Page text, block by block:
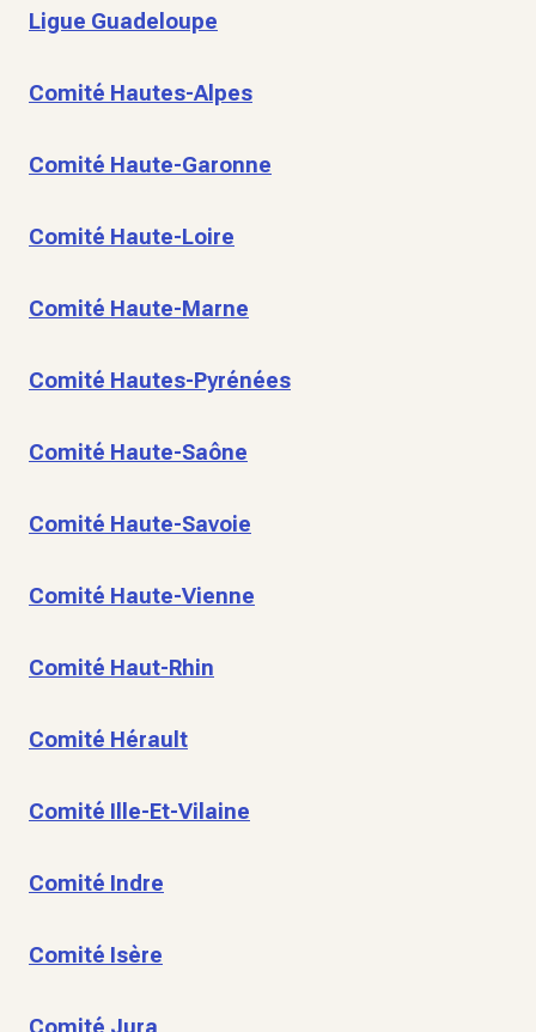
Ligue Guadeloupe
Comité Hautes-Alpes
Comité Haute-Garonne
Comité Haute-Loire
Comité Haute-Marne
Comité Hautes-Pyrénées
Comité Haute-Saône
Comité Haute-Savoie
Comité Haute-Vienne
Comité Haut-Rhin
Comité Hérault
Comité Ille-Et-Vilaine
Comité Indre
Comité Isère
Comité Jura